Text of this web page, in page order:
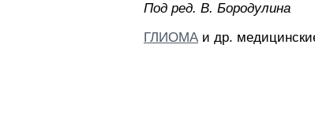
Пoд peд. B. Бopoдyлинa
ГЛИОМА и др.